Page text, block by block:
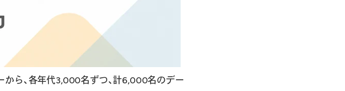
から、各年代3,000名ずつ、計6,000名のデー